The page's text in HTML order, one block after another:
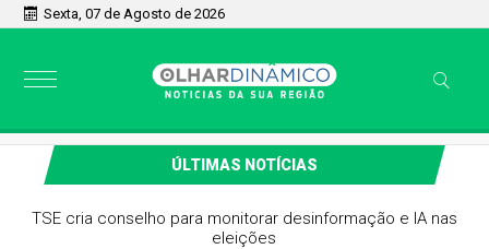
Sexta, 07 de Agosto de 2026
ÚLTIMAS NOTÍCIAS
TSE cria conselho para monitorar desinformação e IA nas
eleições